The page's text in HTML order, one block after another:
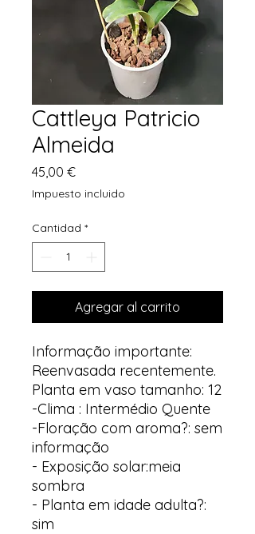
Cattleya Patricio
Almeida
45,00 €Precio
Impuesto incluido
Cantidad *
Agregar al carrito
Informação importante:
Reenvasada recentemente.
Planta em vaso tamanho: 12
-Clima : Intermédio Quente
-Floração com aroma?: sem
informação
- Exposição solar:meia
sombra
- Planta em idade adulta?:
sim